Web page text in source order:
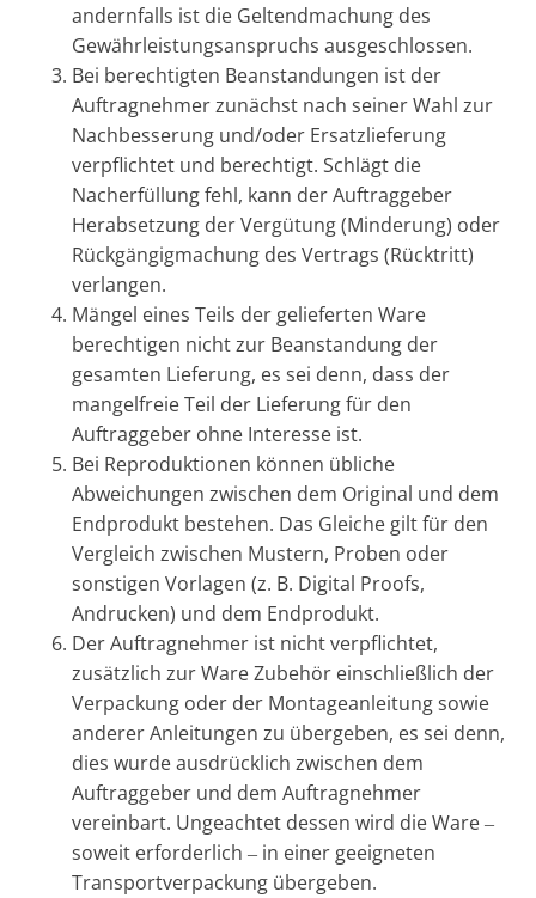
andernfalls ist die Geltendmachung des
Gewährleistungsanspruchs ausgeschlossen.
Bei berechtigten Beanstandungen ist der
Auftragnehmer zunächst nach seiner Wahl zur
Nachbesserung und/oder Ersatzlieferung
verpflichtet und berechtigt. Schlägt die
Nacherfüllung fehl, kann der Auftraggeber
Herabsetzung der Vergütung (Minderung) oder
Rückgängigmachung des Vertrags (Rücktritt)
verlangen.
Mängel eines Teils der gelieferten Ware
berechtigen nicht zur Beanstandung der
gesamten Lieferung, es sei denn, dass der
mangelfreie Teil der Lieferung für den
Auftraggeber ohne Interesse ist.
Bei Reproduktionen können übliche
Abweichungen zwischen dem Original und dem
Endprodukt bestehen. Das Gleiche gilt für den
Vergleich zwischen Mustern, Proben oder
sonstigen Vorlagen (z. B. Digital Proofs,
Andrucken) und dem Endprodukt.
Der Auftragnehmer ist nicht verpflichtet,
zusätzlich zur Ware Zubehör einschließlich der
Verpackung oder der Montageanleitung sowie
anderer Anleitungen zu übergeben, es sei denn,
dies wurde ausdrücklich zwischen dem
Auftraggeber und dem Auftragnehmer
vereinbart. Ungeachtet dessen wird die Ware ‒
soweit erforderlich ‒ in einer geeigneten
Transportverpackung übergeben.